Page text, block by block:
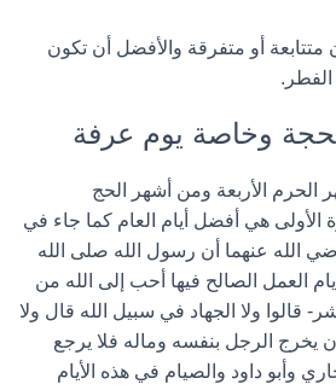
متتابعة أو متفرقة والأفضل أن تكون
الفطر.
وخاصة يوم عرفة
الأربعة ومن أشهر الحج
الأولى هي أفضل أيام العام كما جاء في
الله عنهما أن رسول الله صلى الله
العمل الصالح فيها أحب إلى الله من
قالوا ولا الجهاد في سبيل الله قال ولا
أن يخرج الرجل بنفسه وماله فلا يرجع
وأبو داود والصيام في هذه الأيام